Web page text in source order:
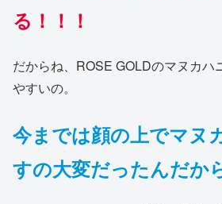
る！！！
だからね、ROSE GOLDのマヌカハ
やすいの。
今までは顔の上でマヌ
すの大変だったんだか